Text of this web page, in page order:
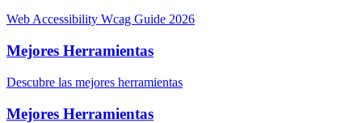
Web Accessibility Wcag Guide 2026
Mejores Herramientas
Descubre las mejores herramientas
Mejores Herramientas